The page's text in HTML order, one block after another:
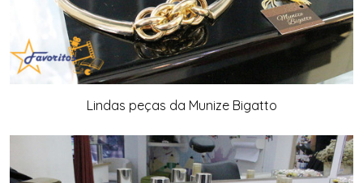
Lindas peças da Munize Bigatto